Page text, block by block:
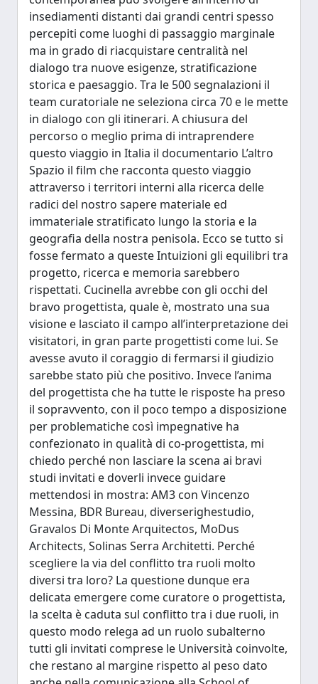
insediamenti distanti dai grandi centri spesso
percepiti come luoghi di passaggio marginale
ma in grado di riacquistare centralità nel
dialogo tra nuove esigenze, stratificazione
storica e paesaggio. Tra le 500 segnalazioni il
team curatoriale ne seleziona circa 70 e le mette
in dialogo con gli itinerari. A chiusura del
percorso o meglio prima di intraprendere
questo viaggio in Italia il documentario L’altro
Spazio il film che racconta questo viaggio
attraverso i territori interni alla ricerca delle
radici del nostro sapere materiale ed
immateriale stratificato lungo la storia e la
geografia della nostra penisola. Ecco se tutto si
fosse fermato a queste Intuizioni gli equilibri tra
progetto, ricerca e memoria sarebbero
rispettati. Cucinella avrebbe con gli occhi del
bravo progettista, quale è, mostrato una sua
visione e lasciato il campo all’interpretazione dei
visitatori, in gran parte progettisti come lui. Se
avesse avuto il coraggio di fermarsi il giudizio
sarebbe stato più che positivo. Invece l’anima
del progettista che ha tutte le risposte ha preso
il sopravvento, con il poco tempo a disposizione
per problematiche così impegnative ha
confezionato in qualità di co-progettista, mi
chiedo perché non lasciare la scena ai bravi
studi invitati e doverli invece guidare
mettendosi in mostra: AM3 con Vincenzo
Messina, BDR Bureau, diverserighestudio,
Gravalos Di Monte Arquitectos, MoDus
Architects, Solinas Serra Architetti. Perché
scegliere la via del conflitto tra ruoli molto
diversi tra loro? La questione dunque era
delicata emergere come curatore o progettista,
la scelta è caduta sul conflitto tra i due ruoli, in
questo modo relega ad un ruolo subalterno
tutti gli invitati comprese le Università coinvolte,
che restano al margine rispetto al peso dato